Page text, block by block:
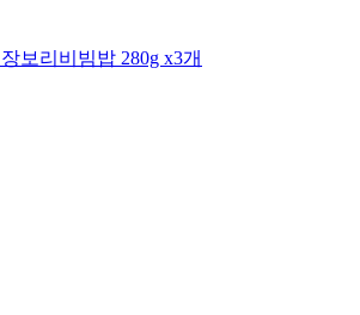
보리비빔밥 280g x3개